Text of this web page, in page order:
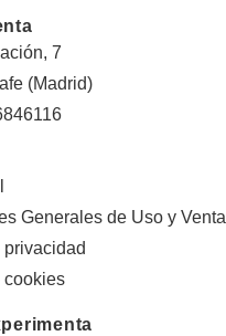
7
(Madrid)
Generales de Uso y Venta
cookies